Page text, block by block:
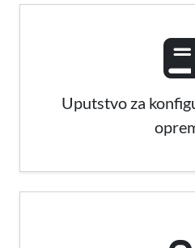
Uputstvo za